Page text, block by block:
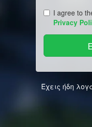
I agree to
Privacy
Έχεις ήδη